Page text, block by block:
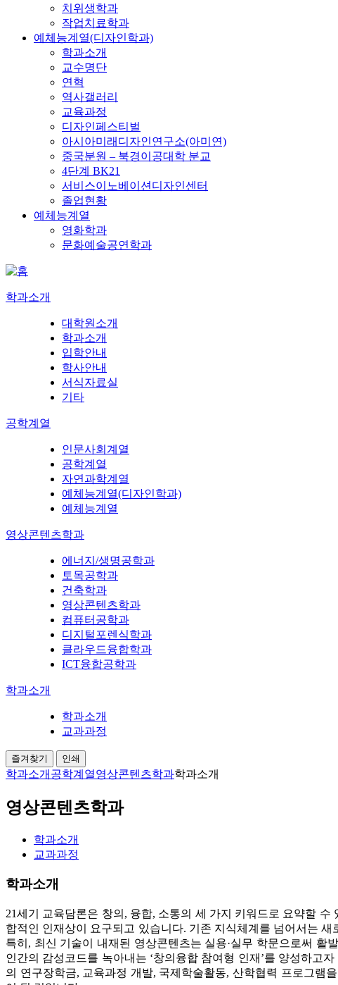
치위생학과
작업치료학과
예체능계열(디자인학과)
학과소개
교수명단
연혁
역사갤러리
교육과정
디자인페스티벌
아시아미래디자인연구소(아미연)
중국분원 – 북경이공대학 분교
4단계 BK21
서비스이노베이션디자인센터
졸업현황
예체능계열
영화학과
문화예술공연학과
학과소개
대학원소개
학과소개
입학안내
학사안내
서식자료실
기타
공학계열
인문사회계열
공학계열
자연과학계열
예체능계열(디자인학과)
예체능계열
영상콘텐츠학과
에너지/생명공학과
토목공학과
건축학과
영상콘텐츠학과
컴퓨터공학과
디지털포렌식학과
클라우드융합학과
ICT융합공학과
학과소개
학과소개
교과과정
즐겨찾기 인쇄
학과소개 공학계열영상콘텐츠학과학과소개
영상콘텐츠학과
학과소개
교과과정
학과소개
21세기 교육담론은 창의, 융합, 소통의 세 가지 키워드로 요약할
합적인 인재상이 요구되고 있습니다. 기존 지식체계를 넘어서는
특히, 최신 기술이 내재된 영상콘텐츠는 실용·실무 학문으로써 활
인간의 감성코드를 녹아내는 ‘창의융합 참여형 인재’를 양성하고
의 연구장학금, 교육과정 개발, 국제학술활동, 산학협력 프로그램